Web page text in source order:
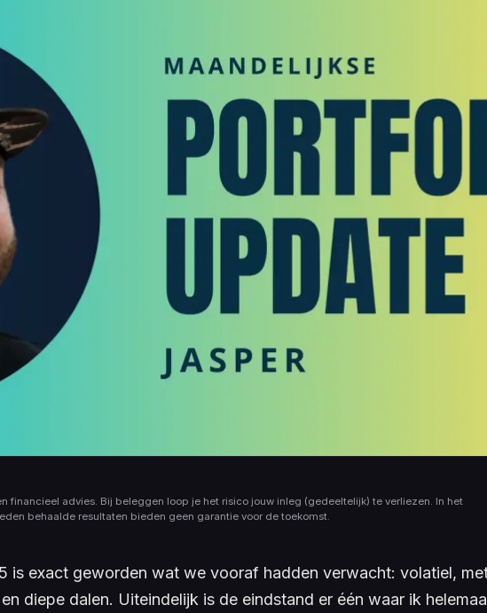
financieel advies. Bij beleggen loop je het risico jouw inleg (gedeeltelijk) te verliezen. In het
behaalde resultaten bieden geen garantie voor de toekomst.
is exact geworden wat we vooraf hadden verwacht: volatiel,
diepe dalen. Uiteindelijk is de eindstand er één waar ik